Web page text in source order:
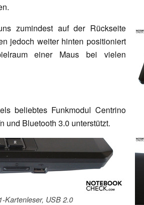
zumindest auf der Rückseite
jedoch weiter hinten positioniert
einer Maus bei vielen
beliebtes Funkmodul Centrino
und Bluetooth 3.0 unterstützt.
Kartenleser, USB 2.0